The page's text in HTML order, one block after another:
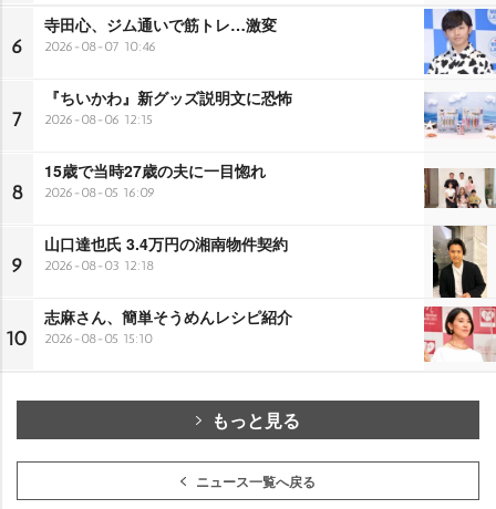
6
寺田心、ジム通いで筋トレ…激変
2026-08-07 10:46
7
『ちいかわ』新グッズ説明文に恐怖
2026-08-06 12:15
8
15歳で当時27歳の夫に一目惚れ
2026-08-05 16:09
9
山口達也氏 3.4万円の湘南物件契約
2026-08-03 12:18
10
志麻さん、簡単そうめんレシピ紹介
2026-08-05 15:10
もっと見る
ニュース一覧へ戻る